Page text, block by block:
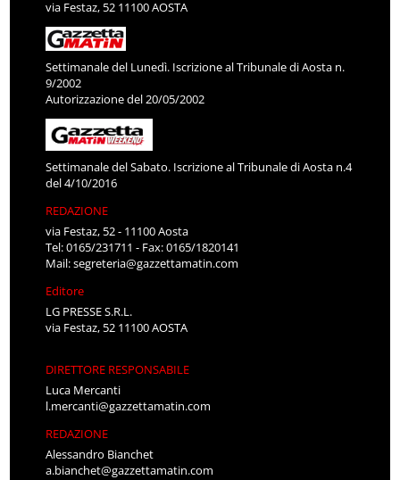
via Festaz, 52 11100 AOSTA
Settimanale del Lunedì. Iscrizione al Tribunale di Aosta n.
9/2002
Autorizzazione del 20/05/2002
Settimanale del Sabato. Iscrizione al Tribunale di Aosta n.4
del 4/10/2016
REDAZIONE
via Festaz, 52 - 11100 Aosta
Tel: 0165/231711 - Fax: 0165/1820141
Mail:segreteria@gazzettamatin.com
Editore
LG PRESSE S.R.L.
via Festaz, 52 11100 AOSTA
DIRETTORE RESPONSABILE
Luca Mercanti
l.mercanti@gazzettamatin.com
REDAZIONE
Alessandro Bianchet
a.bianchet@gazzettamatin.com